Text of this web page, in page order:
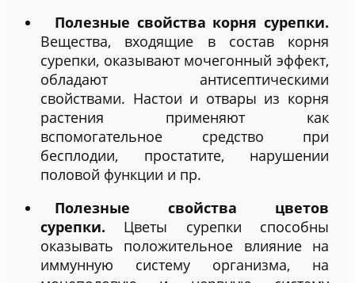
Полезные свойства корня сурепки.
Вещества, входящие в состав корня
сурепки, оказывают мочегонный эффект,
обладают антисептическими
свойствами. Настои и отвары из корня
растения применяют как
вспомогательное средство при
бесплодии, простатите, нарушении
половой функции и пр.
Полезные свойства цветов
сурепки. Цветы сурепки способны
оказывать положительное влияние на
иммунную систему организма, на